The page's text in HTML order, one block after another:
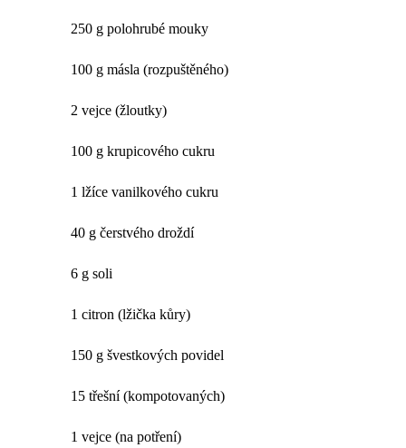
250 g polohrubé mouky
100 g másla (rozpuštěného)
2 vejce (žloutky)
100 g krupicového cukru
1 lžíce vanilkového cukru
40 g čerstvého droždí
6 g soli
1 citron (lžička kůry)
150 g švestkových povidel
15 třešní (kompotovaných)
1 vejce (na potření)